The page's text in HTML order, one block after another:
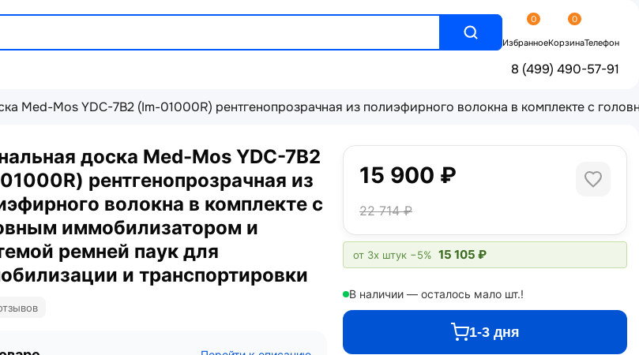
0
Избранное
0
КорзинаТелефон
8 (499) 490-57-91
Med-Mos YDC-7В2 (Im-01000R) рентгенопрозрачная из полиэфирного волокна в комплекте с
доска Med-Mos YDC-7В2
рентгенопрозрачная из
волокна в комплекте с
иммобилизатором и
ремней паук для
и транспортировки
15 900 ₽
22 714 ₽
от 3х штук −5% 15 105 ₽
В наличии — осталось мало шт.!
1-3 дня